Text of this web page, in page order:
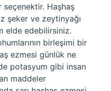
seçenektir. Haşhaş
şeker ve zeytinyağı
elde edebilirsiniz.
birleşimi bir
ezmesi günlük ne
potasyum gibi insan
maddeler